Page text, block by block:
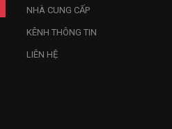
NHÀ CUNG CẤP
KÊNH THÔNG TIN
LIÊN HỆ